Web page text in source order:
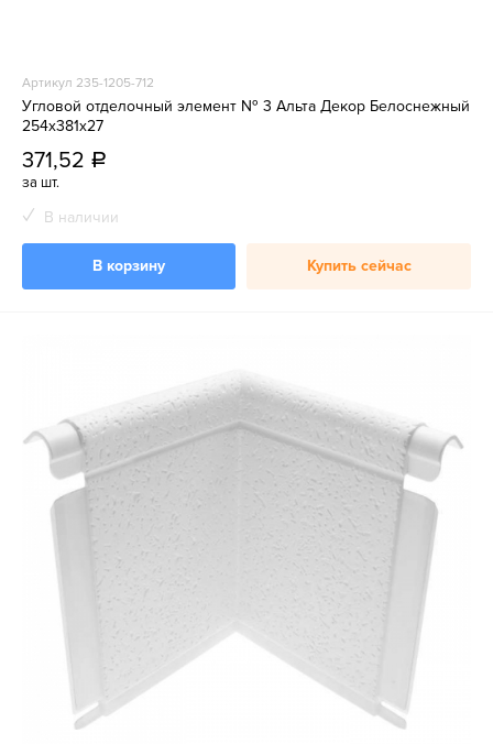
Артикул 235-1205-712
Угловой отделочный элемент № 3 Альта Декор Белоснежный
254х381х27
371,52 a
за шт.
В наличии
В корзину Купить сейчас